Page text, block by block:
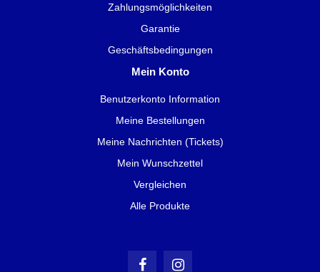
Zahlungsmöglichkeiten
Garantie
Geschäftsbedingungen
Mein Konto
Benutzerkonto Information
Meine Bestellungen
Meine Nachrichten (Tickets)
Mein Wunschzettel
Vergleichen
Alle Produkte